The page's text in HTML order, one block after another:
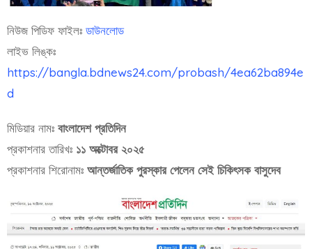
নিউজ পিডিফ ফাইলঃ ডাউনলোড
লাইভ লিঙ্কঃ
https://bangla.bdnews24.com/probash/4ea62ba894e
d
মিডিয়ার নামঃ বাংলাদেশ প্রতিদিন
প্রকাশনার তারিখঃ ১১ অক্টোবর ২০২৫
প্রকাশনার শিরোনামঃ আন্তর্জাতিক পুরস্কার পেলেন সেই চিকিৎসক বাসুদেব